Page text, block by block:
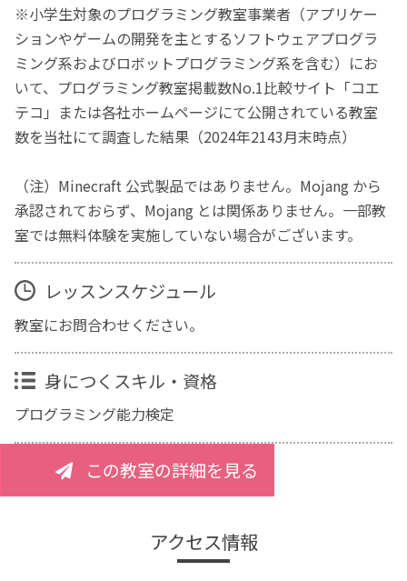
※小学生対象のプログラミング教室事業者（アプリケー
ションやゲームの開発を主とするソフトウェアプログラ
ミング系およびロボットプログラミング系を含む）にお
いて、プログラミング教室掲載数No.1比較サイト「コエ
テコ」または各社ホームページにて公開されている教室
数を当社にて調査した結果（2024年2143月末時点）
（注）Minecraft 公式製品ではありません。Mojang から
承認されておらず、Mojang とは関係ありません。一部教
室では無料体験を実施していない場合がございます。
レッスンスケジュール
教室にお問合わせください。
身につくスキル・資格
プログラミング能力検定
この教室の詳細を見る
アクセス情報